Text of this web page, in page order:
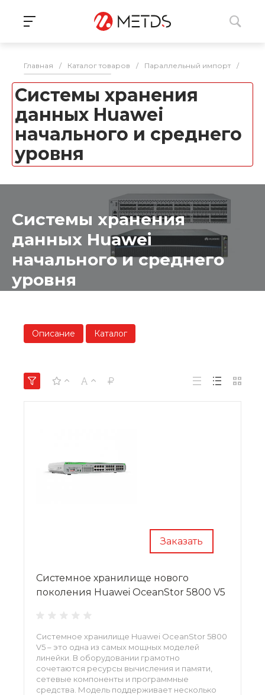
Главная / Каталог товаров / Параллельный импорт /
Системы хранения
данных Huawei
начального и среднего
уровня
Системы хранения
данных Huawei
начального и среднего
уровня
Описание Каталог
Заказать
Системное хранилище нового
поколения Huawei OceanStor 5800 V5
Системное хранилище Huawei OceanStor 5800
V5 – это одна из самых мощных моделей
линейки. В оборудовании грамотно
сочетаются ресурсы вычисления и памяти,
сетевые компоненты и программные
средства. Модель поддерживает несколько